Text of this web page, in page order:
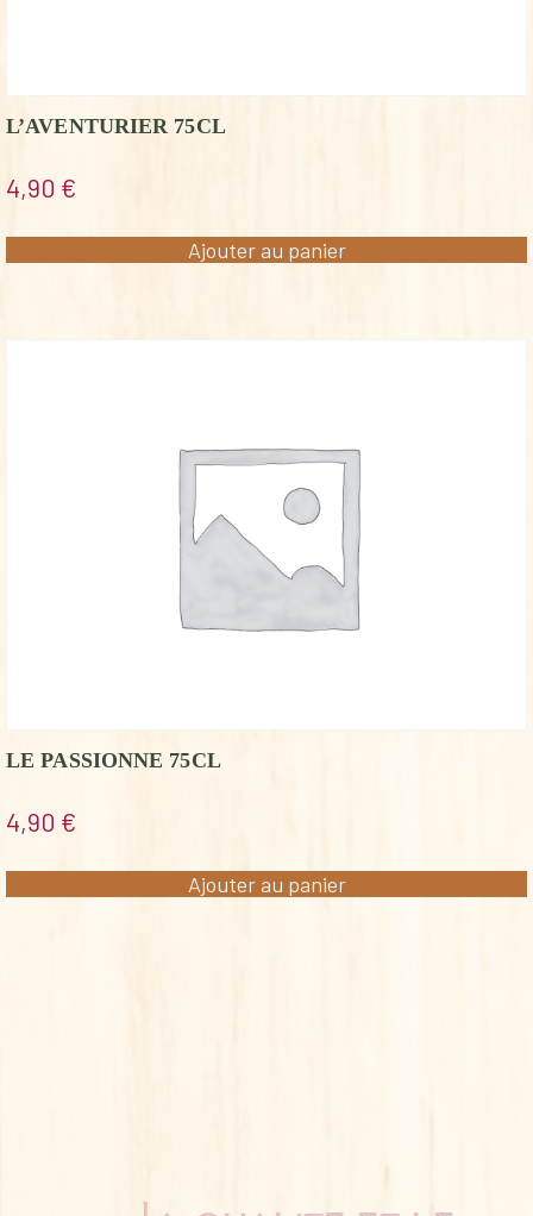
L’AVENTURIER 75CL
4,90 €
Ajouter au panier
LE PASSIONNE 75CL
4,90 €
Ajouter au panier